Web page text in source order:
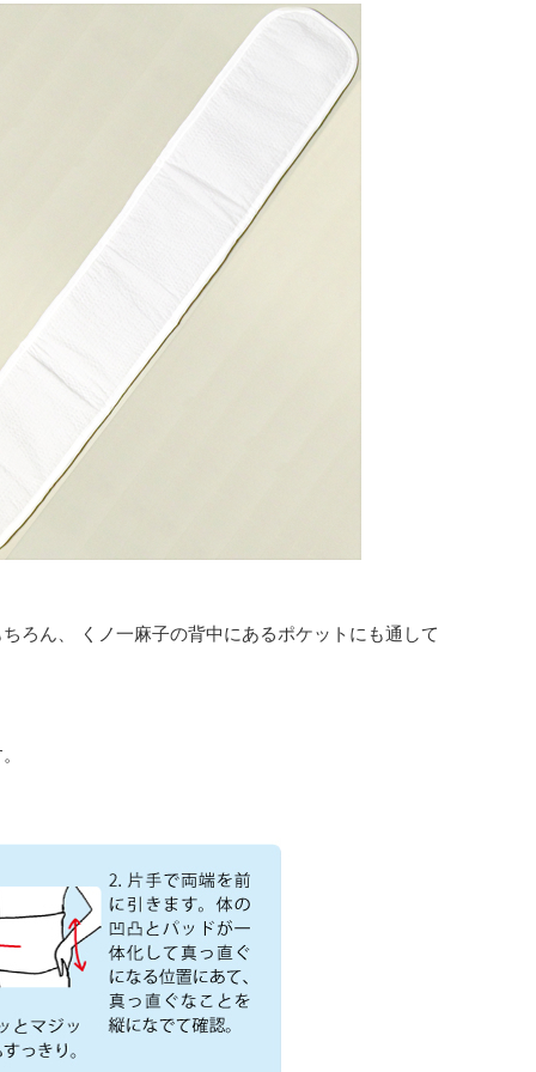
ろん、 くノ一麻子の背中にあるポケットにも通して